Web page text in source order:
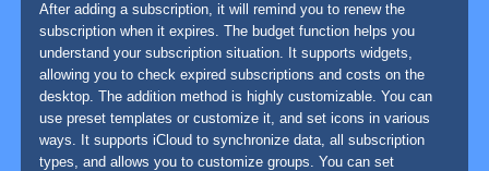
After adding a subscription, it will remind you to renew the
subscription when it expires. The budget function helps you
understand your subscription situation. It supports widgets,
allowing you to check expired subscriptions and costs on the
desktop. The addition method is highly customizable. You can
use preset templates or customize it, and set icons in various
ways. It supports iCloud to synchronize data, all subscription
types, and allows you to customize groups. You can set